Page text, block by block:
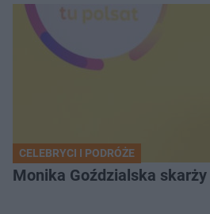
CELEBRYCI I PODRÓŻE
Monika Goździalska